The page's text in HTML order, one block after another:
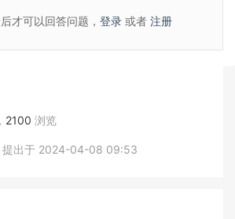
才可以回答问题， 登录 或者 注册
2100 浏览
提出于 2024-04-08 09:53